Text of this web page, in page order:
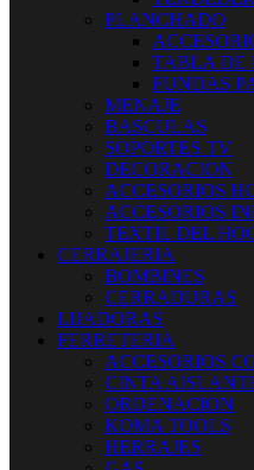
PLANCHADO
TABLA DE
FUNDAS
MENAJE
BASCULAS
SOPORTES TV
DECORACION
ACCESORIOS
ACCESORIOS
TEXTIL DEL
CERRAJERIA
BOMBINES
CERRADURAS
LIJADORAS
FERRETERIA
ACCESORIOS
CINTA
ORDENACION
KOMA TOOLS
HERRAJES